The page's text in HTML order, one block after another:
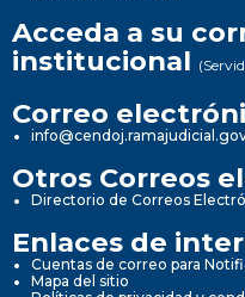
Acceda a su
institucional
Correo
Otros Correos
Directorio de Correos
Enlaces de
Cuentas de correo para
Mapa del sitio